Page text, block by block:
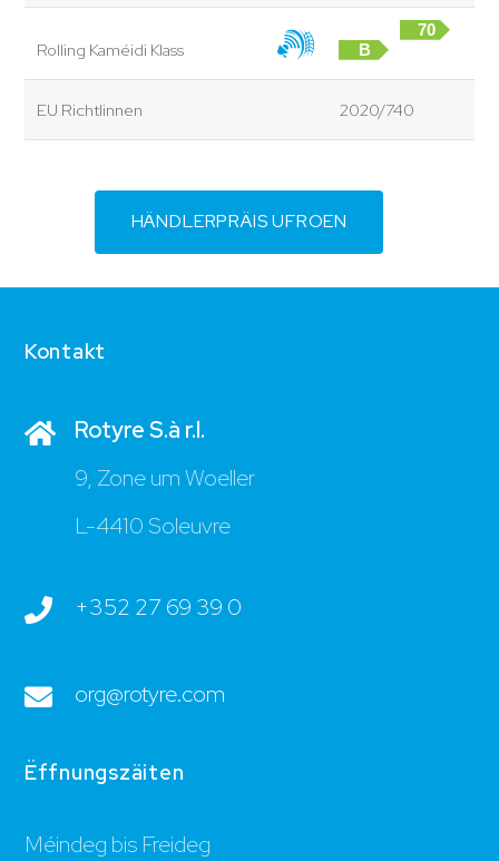
Rolling Kaméidi Klass B
70
EU Richtlinnen 2020/740
HÄNDLERPRÄIS UFROEN
Kontakt
Rotyre S.à r.l.
9, Zone um Woeller
L-4410 Soleuvre
+352 27 69 39 0
org@rotyre.com
Ëffnungszäiten
Méindeg bis Freideg